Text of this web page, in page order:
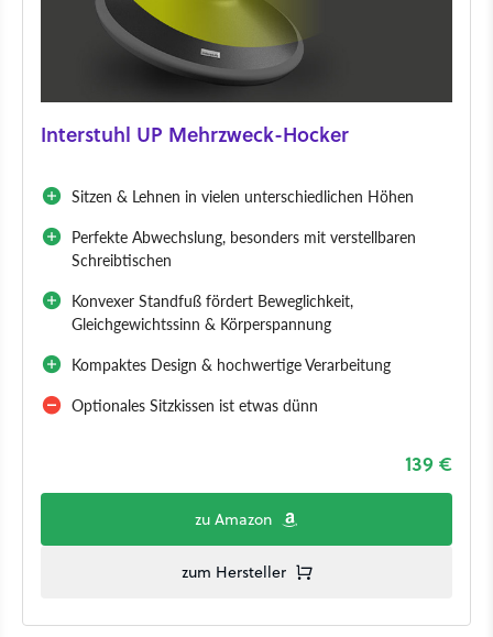
Interstuhl UP Mehrzweck-Hocker
Sitzen & Lehnen in vielen unterschiedlichen Höhen
Perfekte Abwechslung, besonders mit verstellbaren
Schreibtischen
Konvexer Standfuß fördert Beweglichkeit,
Gleichgewichtssinn & Körperspannung
Kompaktes Design & hochwertige Verarbeitung
Optionales Sitzkissen ist etwas dünn
139 €
zu Amazon
zum Hersteller